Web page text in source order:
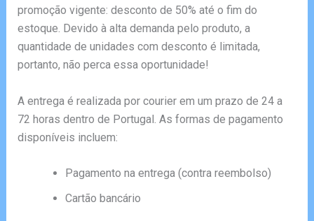
promoção vigente: desconto de 50% até o fim do
estoque. Devido à alta demanda pelo produto, a
quantidade de unidades com desconto é limitada,
portanto, não perca essa oportunidade!
A entrega é realizada por courier em um prazo de 24 a
72 horas dentro de Portugal. As formas de pagamento
disponíveis incluem:
Pagamento na entrega (contra reembolso)
Cartão bancário